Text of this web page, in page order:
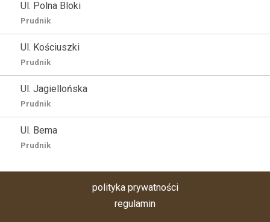
Ul. Polna Bloki
Prudnik
Ul. Kościuszki
Prudnik
Ul. Jagiellońska
Prudnik
Ul. Bema
Prudnik
polityka prywatności
regulamin